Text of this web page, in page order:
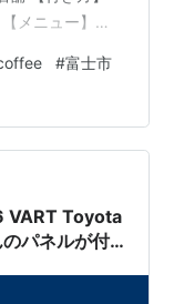
メニュー】
回はモーニン
残っています。
前々回食
かったです。
#富士市
パネルが付